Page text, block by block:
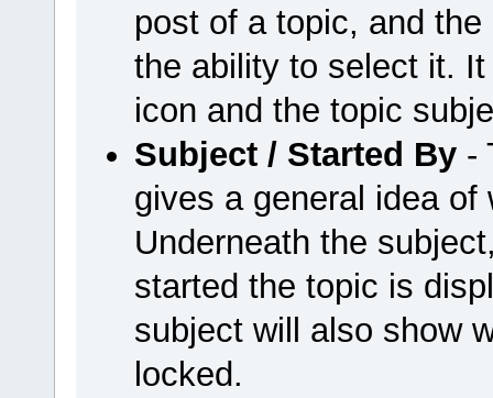
post of a topic, and
the ability to select it.
icon and the topic
Subject / Started By-
gives a general idea
Underneath the
started the topic is
subject will also show
locked.